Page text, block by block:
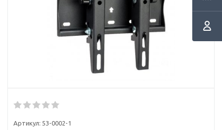
Артикул: 53-0002-1